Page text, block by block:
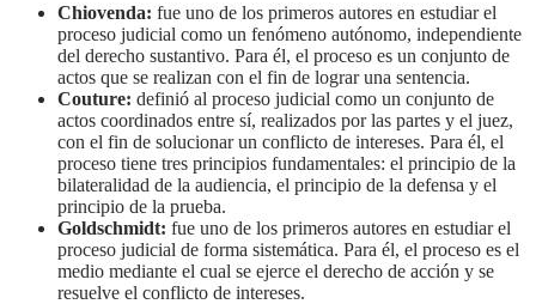
Chiovenda: fue uno de los primeros autores en estudiar el
proceso judicial como un fenómeno autónomo, independiente
del derecho sustantivo. Para él, el proceso es un conjunto de
actos que se realizan con el fin de lograr una sentencia.
Couture: definió al proceso judicial como un conjunto de
actos coordinados entre sí, realizados por las partes y el juez,
con el fin de solucionar un conflicto de intereses. Para él, el
proceso tiene tres principios fundamentales: el principio de la
bilateralidad de la audiencia, el principio de la defensa y el
principio de la prueba.
Goldschmidt: fue uno de los primeros autores en estudiar el
proceso judicial de forma sistemática. Para él, el proceso es el
medio mediante el cual se ejerce el derecho de acción y se
resuelve el conflicto de intereses.